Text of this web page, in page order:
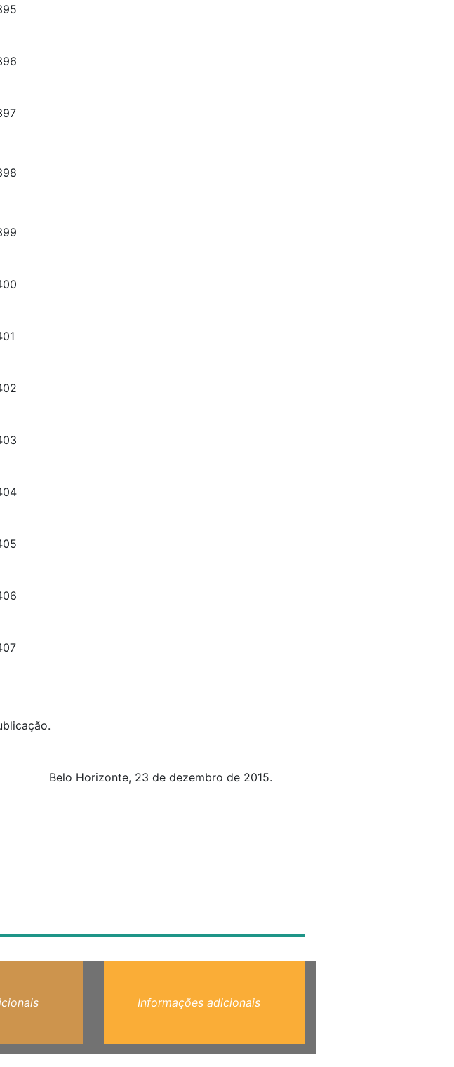
Belo Horizonte, 23 de dezembro de 2015.
Informações adicionais